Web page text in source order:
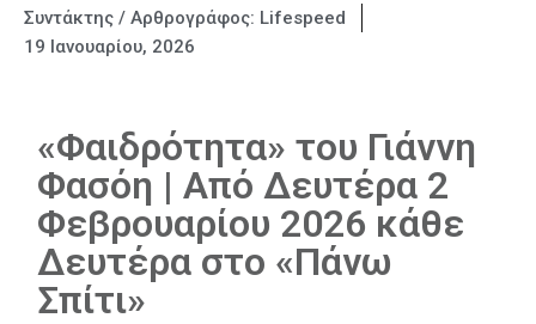
Συντάκτης / Αρθρογράφος: Lifespeed
19 Ιανουαρίου, 2026
«Φαιδρότητα» του Γιάννη
Φασόη | Από Δευτέρα 2
Φεβρουαρίου 2026 κάθε
Δευτέρα στο «Πάνω
Σπίτι»